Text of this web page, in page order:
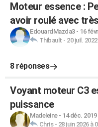
Moteur essence :
avoir roulé avec
EdouardMazda3- 16
Thibault - 20 juil.
8 réponses
Voyant moteur C3
puissance
Madeleine- 14 déc. 2019
Chris- 28 juin 2026 à